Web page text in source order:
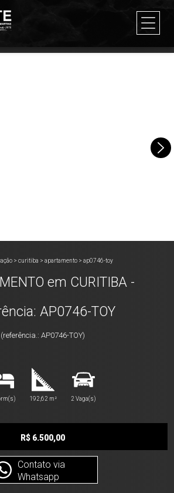
> curitiba > apartamento > ap0746-toy
em CURITIBA -
AP0746-TOY
(referência.: AP0746-TOY)
192,62 m² 2 Vaga(s)
R$ 6.500,00
Contato via
Whatsapp